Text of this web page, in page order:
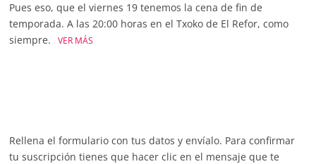
Pues eso, que el viernes 19 tenemos la cena de fin de
temporada. A las 20:00 horas en el Txoko de El Refor, como
siempre.
VER MÁS
Rellena el formulario con tus datos y envíalo. Para confirmar
tu suscripción tienes que hacer clic en el mensaje que te